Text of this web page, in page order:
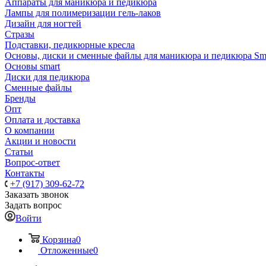
Аппараты для маникюра и педикюра
Лампы для полимеризации гель-лаков
Дизайн для ногтей
Стразы
Подставки, педикюрные кресла
Основы, диски и сменные файлы для маникюра и педикюра
Основы smart
Диски для педикюра
Сменные файлы
Бренды
Опт
Оплата и доставка
О компании
Акции и новости
Статьи
Вопрос-ответ
Контакты
+7 (917) 309-62-72
Заказать звонок
Задать вопрос
Войти
Корзина0
Отложенные0